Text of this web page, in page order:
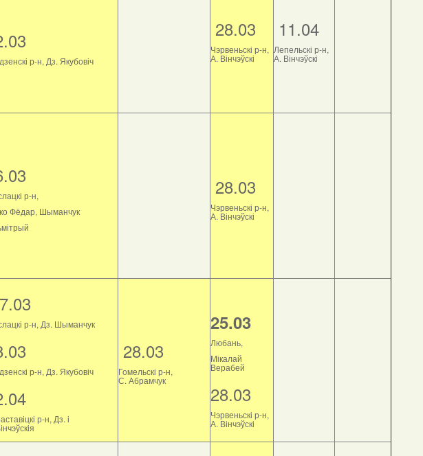
р-н, Дз. Якубовіч
28.03
Чэрвеньскі р-н,
А. Вінчэўскі
11.04
Лепельскі р-н,
А. Вінчэўскі
р-н,
Фёдар, Шыманчук
28.03
Чэрвеньскі р-н,
А. Вінчэўскі
р-н, Дз. Шыманчук
р-н, Дз. Якубовіч
р-н, Дз. і
28.03
Гомельскі р-н,
С. Абрамчук
25.03
Любань,
Мікалай
Верабей
28.03
Чэрвеньскі р-н,
А. Вінчэўскі